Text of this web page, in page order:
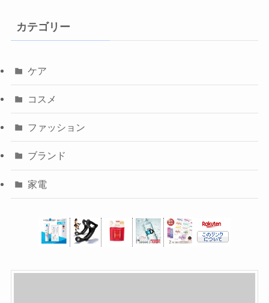
カテゴリー
ケア
コスメ
ファッション
ブランド
家電